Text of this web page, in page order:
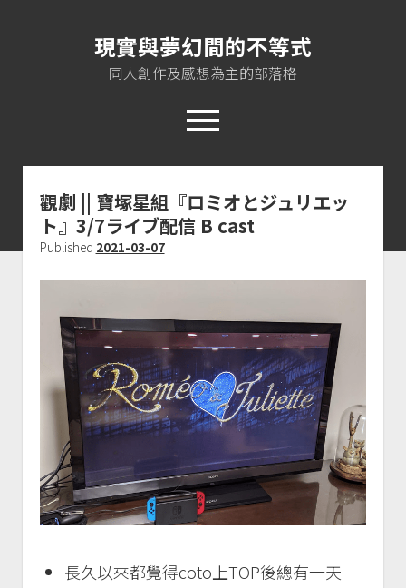
現實與夢幻間的不等式
同人創作及感想為主的部落格
open
twitterinstagram
rss jasloveel@gmail.com
Plurk
Pixiv
Instagram
EoA
觀劇 || 寶塚星組『ロミオとジュリエッ
ト』3/7ライブ配信 B cast
Published 2021-03-07
長久以來都覺得coto上TOP後總有一天